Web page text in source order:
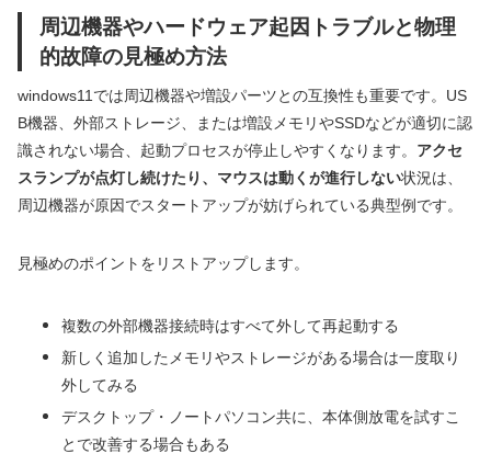
周辺機器やハードウェア起因トラブルと物理
的故障の見極め方法
windows11では周辺機器や増設パーツとの互換性も重要です。US
B機器、外部ストレージ、または増設メモリやSSDなどが適切に認
識されない場合、起動プロセスが停止しやすくなります。 アクセ
スランプが点灯し続けたり、マウスは動くが進行しない状況は、
周辺機器が原因でスタートアップが妨げられている典型例です。
見極めのポイントをリストアップします。
複数の外部機器接続時はすべて外して再起動する
新しく追加したメモリやストレージがある場合は一度取り
外してみる
デスクトップ・ノートパソコン共に、本体側放電を試すこ
とで改善する場合もある